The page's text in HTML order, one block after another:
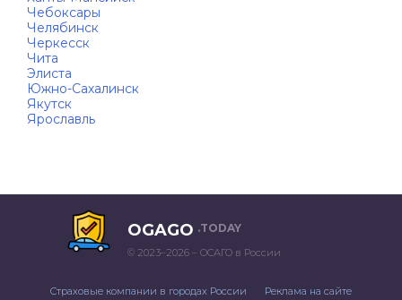
Чебоксары
Челябинск
Черкесск
Чита
Элиста
Южно-Сахалинск
Якутск
Ярославль
OGAGO .TODAY
© 2023–2026 – ОСАГО в России
Страховые компании в городах России Реклама на сайте